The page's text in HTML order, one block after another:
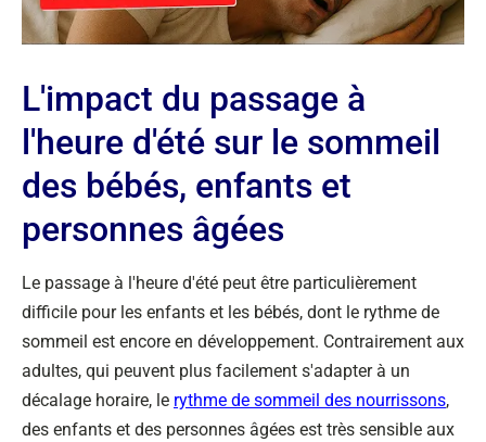
L'impact du passage à
l'heure d'été sur le sommeil
des bébés, enfants et
personnes âgées
Le passage à l'heure d'été peut être particulièrement
difficile pour les enfants et les bébés, dont le rythme de
sommeil est encore en développement. Contrairement aux
adultes, qui peuvent plus facilement s'adapter à un
décalage horaire, le rythme de sommeil des nourrissons,
des enfants et des personnes âgées est très sensible aux